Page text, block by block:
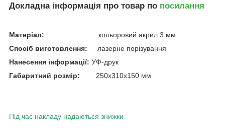
Докладна інформація про товар по посилання
Матеріал: кольоровий акрил 3 мм
Спосіб виготовлення: лазерне порізування
Нанесення інформації: УФ-друк
Габаритний розмір: 250х310х150 мм
Під час накладу надаються знижки